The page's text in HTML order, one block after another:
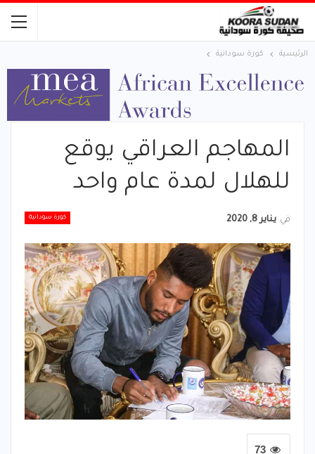
الرئيسية كورة سودانية
المهاجم العراقي يوقع
للهلال لمدة عام واحد
كورة سودانية في يناير 8, 2020
73